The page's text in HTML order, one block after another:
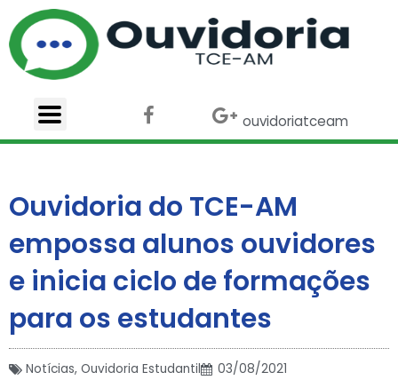
para
conteúdo
F
a
c
o
k
t
t
e
G
o
o
e
p
l
u
s
ouvidoriatceam
Ouvidoria do TCE-AM
empossa alunos ouvidores
e inicia ciclo de formações
para os estudantes
Notícias, Ouvidoria Estudantil 03/08/2021